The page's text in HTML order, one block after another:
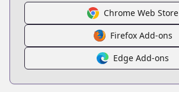
Chrome Web Store
Firefox Add-ons
Edge Add-ons